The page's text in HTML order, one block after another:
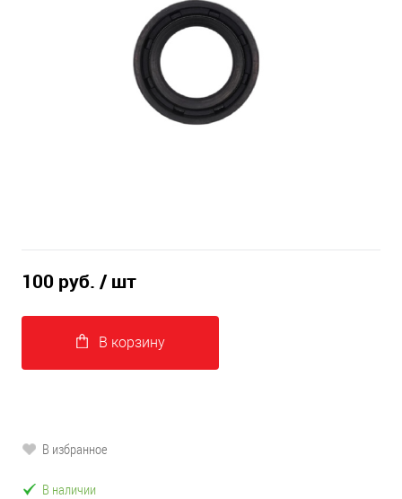
100 руб. / шт
В корзину
В избранное
В наличии